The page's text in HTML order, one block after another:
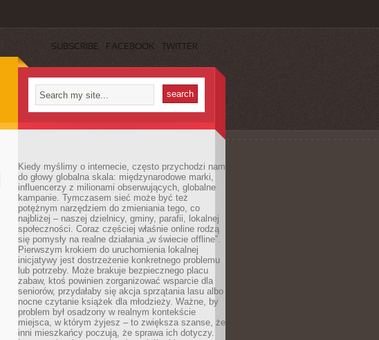
SUBSCRIBE FACEBOOK TWITTER
Kiedy myślimy o internecie, często przychodzi nam
do głowy globalna skala: międzynarodowe marki,
influencerzy z milionami obserwujących, globalne
kampanie. Tymczasem sieć może być też
potężnym narzędziem do zmieniania tego, co
najbliżej – naszej dzielnicy, gminy, parafii, lokalnej
społeczności. Coraz częściej właśnie online rodzą
się pomysły na realne działania „w świecie offline”.
Pierwszym krokiem do uruchomienia lokalnej
inicjatywy jest dostrzeżenie konkretnego problemu
lub potrzeby. Może brakuje bezpiecznego placu
zabaw, ktoś powinien zorganizować wsparcie dla
seniorów, przydałaby się akcja sprzątania lasu albo
nocne czytanie książek dla młodzieży. Ważne, by
problem był osadzony w realnym kontekście
miejsca, w którym żyjesz – to zwiększa szanse, że
inni mieszkańcy poczują, że sprawa ich dotyczy.